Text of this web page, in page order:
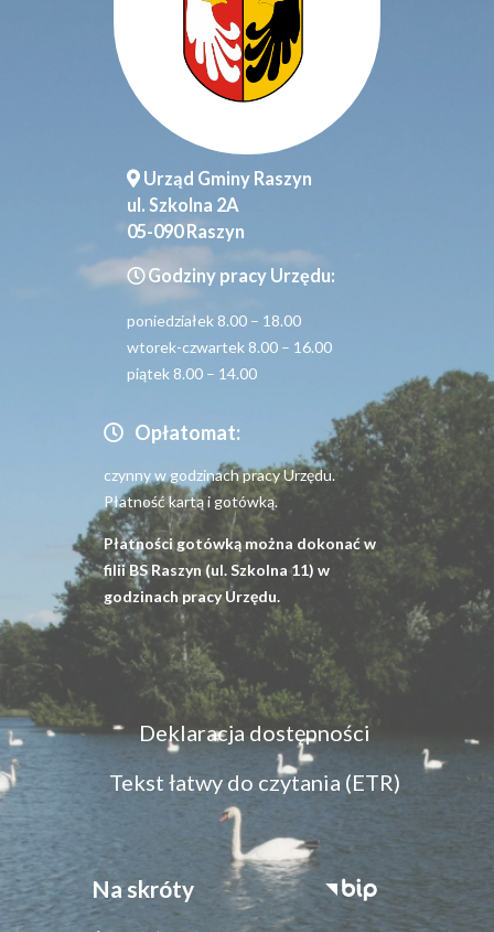
Urząd Gminy Raszyn
ul. Szkolna 2A
05-090 Raszyn
Godziny pracy Urzędu:
poniedziałek 8.00 – 18.00
wtorek-czwartek 8.00 – 16.00
piątek 8.00 – 14.00
Opłatomat:
czynny w godzinach pracy Urzędu.
Płatność kartą i gotówką.
Płatności gotówką można dokonać w
filii BS Raszyn (ul. Szkolna 11) w
godzinach pracy Urzędu.
Menu
dostępność
Deklaracja dostępności
Tekst łatwy do czytania (ETR)
Na skróty
Stopka